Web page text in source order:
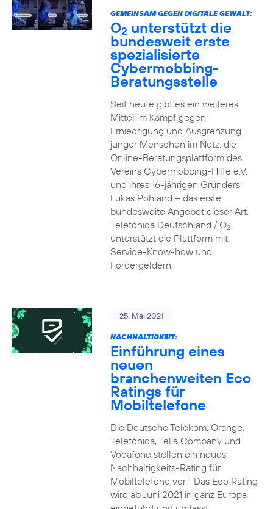
GEMEINSAM GEGEN DIGITALE GEWALT:
O2 unterstützt die
bundesweit erste
spezialisierte
Cybermobbing-
Beratungsstelle
Seit heute gibt es ein weiteres
Mittel im Kampf gegen
Erniedrigung und Ausgrenzung
junger Menschen im Netz: die
Online-Beratungsplattform des
Vereins Cybermobbing-Hilfe e.V.
und ihres 16-jährigen Gründers
Lukas Pohland – das erste
bundesweite Angebot dieser Art.
Telefónica Deutschland / O2
unterstützt die Plattform mit
Service-Know-how und
Fördergeldern.
25. Mai 2021
NACHHALTIGKEIT:
Einführung eines
neuen
branchenweiten Eco
Ratings für
Mobiltelefone
Die Deutsche Telekom, Orange,
Telefónica, Telia Company und
Vodafone stellen ein neues
Nachhaltigkeits-Rating für
Mobiltelefone vor | Das Eco Rating
wird ab Juni 2021 in ganz Europa